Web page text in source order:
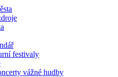
festivaly
vážné hudby